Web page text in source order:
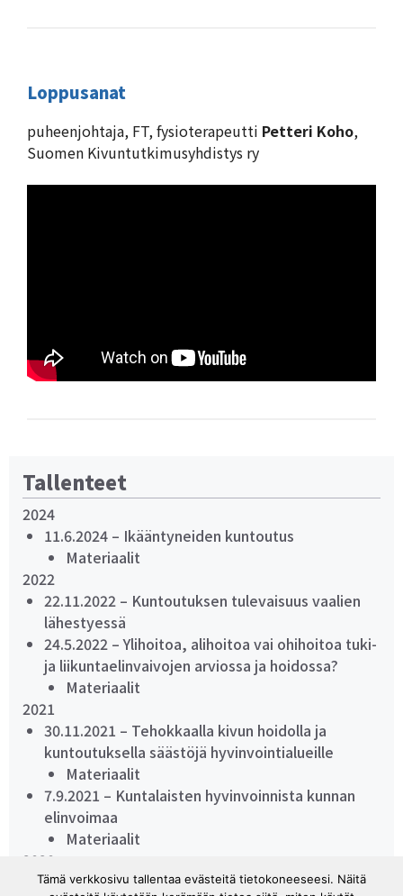
Tallenteet
2024
11.6.2024 – Ikääntyneiden kuntoutus
Materiaalit
2022
22.11.2022 – Kuntoutuksen tulevaisuus vaalien
lähestyessä
24.5.2022 – Ylihoitoa, alihoitoa vai ohihoitoa tuki-
ja liikuntaelinvaivojen arviossa ja hoidossa?
Materiaalit
2021
30.11.2021 – Tehokkaalla kivun hoidolla ja
kuntoutuksella säästöjä hyvinvointialueille
Materiaalit
7.9.2021 – Kuntalaisten hyvinvoinnista kunnan
elinvoimaa
Materiaalit
2020
24.11.2020 – Kansallisen Tule-ohjelman julkistus
Loppusanat
puheenjohtaja, FT, fysioterapeutti Petteri Koho,
Suomen Kivuntutkimusyhdistys ry
Tämä verkkosivu tallentaa evästeitä tietokoneeseesi. Näitä